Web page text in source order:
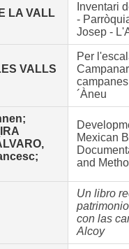
LA VALL
Inventari
-
Josep -
VALLS
Per
´Àneu
Mexican
and
Un libro
con las
Alcoy